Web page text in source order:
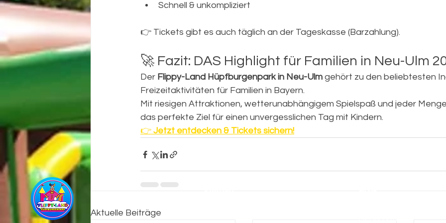
Schnell & unkompliziert
👉 Tickets gibt es auch täglich an der Tageskasse (Barzahlung).
🚀 Fazit: DAS Highlight für Familien in Neu-Ulm
Der Flippy-Land Hüpfburgenpark in Neu-Ulm gehört zu den beliebtesten
Freizeitaktivitäten für Familien in Bayern.
Mit riesigen Attraktionen, wetterunabhängigem Spielspaß und jeder
das perfekte Ziel für einen unvergesslichen Tag mit Kindern.
👉 Jetzt entdecken & Tickets sichern!
Aktuelle Beiträge